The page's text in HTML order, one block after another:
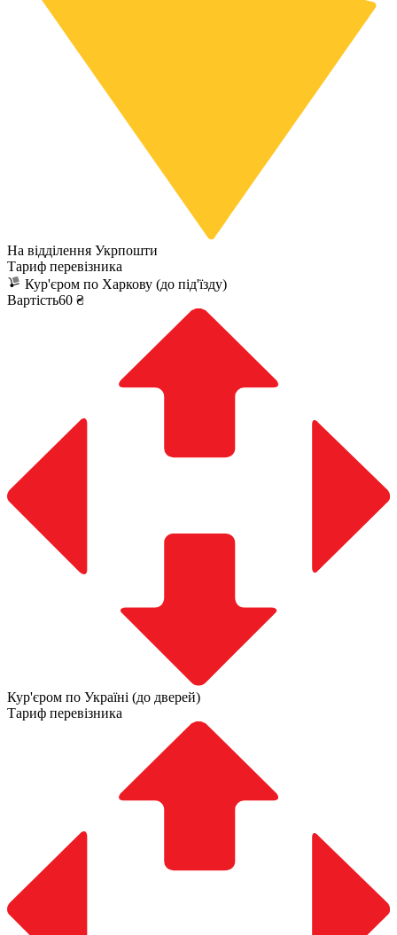
На відділення Укрпошти
Тариф перевізника
Кур'єром по Харкову (до під'їзду)
Вартість60 ₴
Кур'єром по Україні (до дверей)
Тариф перевізника